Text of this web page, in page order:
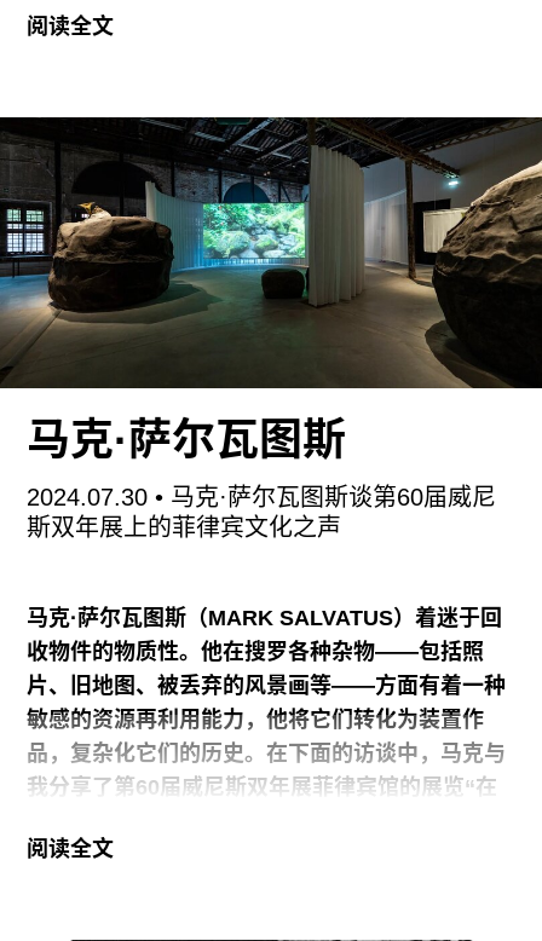
题。展览标题灵感源自阿娃·迪韦奈（AVA
US
），汇集了150余位黑人艺术家的作品，将叙事
视角从"他们"转向"我们"，有意识地将黑人凝视
（BLACK GAZE）与生活体验置于核心位置。
“当我们看见我们”试图凸显离散美学在不同地域、
代际与观念语境下的关联性。这场跨文化探索的核
心理念在于：各种细致入微的自我认知与自我呈
现，蕴藏着颠覆历史上黑人形象所背负的创伤记忆
术博物馆之际，笔者与科沃讨论了展览缘起、黑人
过去十年间，我一直致力于研究黑人美学领域具象
Marshall）、丽奈特·亚多姆-博阿基耶（Lynette
阅读全文
马克·萨尔瓦图斯
2024.07.30• 马克·萨尔瓦图斯谈第60届威尼
斯双年展上的菲律宾文化之声
马克·萨尔瓦图斯（MARK SALVATUS）着迷于回
收物件的物质性。他在搜罗各种杂物——包括照
片、旧地图、被丢弃的风景画等——方面有着一种
敏感的资源再利用能力，他将它们转化为装置作
品，复杂化它们的历史。在下面的访谈中，马克与
我分享了第60 届威尼斯双年展菲律宾馆的展览“在
THE CURTAIN OF THIS AGE
阅读全文